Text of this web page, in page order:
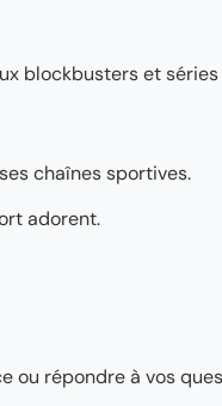
blockbusters et
chaînes sportives.
adorent.
ou répondre à vos